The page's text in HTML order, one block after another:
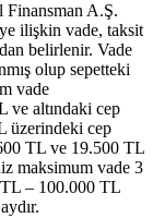
A.Ş.
ilişkin vade, taksit
belirlenir. Vade
olup sepetteki
vade
ve altındaki cep
üzerindeki cep
TL ve 19.500 TL
maksimum vade 3
– 100.000 TL